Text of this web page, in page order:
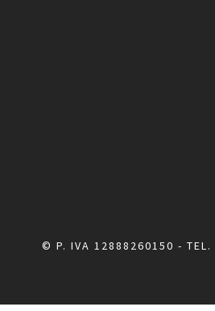
© P. IVA 12888260150 - TEL.